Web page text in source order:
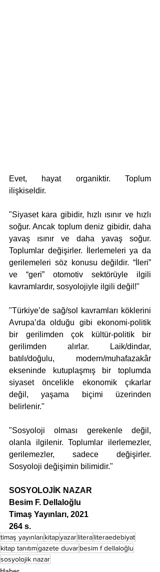
Evet, hayat organiktir. Toplum
ilişkiseldir.
"Siyaset kara gibidir, hızlı ısınır ve hızlı
soğur. Ancak toplum deniz gibidir, daha
yavaş ısınır ve daha yavaş soğur.
Toplumlar değişirler. İlerlemeleri ya da
gerilemeleri söz konusu değildir. “İleri”
ve “geri” otomotiv sektörüyle ilgili
kavramlardır, sosyolojiyle ilgili değil!"
"Türkiye’de sağ/sol kavramları köklerini
Avrupa’da olduğu gibi ekonomi-politik
bir gerilimden çok kültür-politik bir
gerilimden alırlar. Laik/dindar,
batılı/doğulu, modern/muhafazakâr
ekseninde kutuplaşmış bir toplumda
siyaset öncelikle ekonomik çıkarlar
değil, yaşama biçimi üzerinden
belirlenir."
"Sosyoloji olması gerekenle değil,
olanla ilgilenir. Toplumlar ilerlemezler,
gerilemezler, sadece değişirler.
Sosyoloji değişimin bilimidir."
SOSYOLOJİK NAZAR
Besim F. Dellaloğlu
Timaş Yayınları, 2021
264 s.
timaş yayınlarıkitapyazarliteraliteraedebiyat
kitap tanıtımgazete duvarbesim f dellaloğlu
sosyolojik nazar